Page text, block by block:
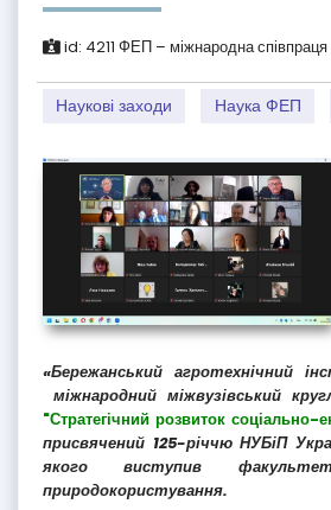
id: 4211 ФЕП – міжнародна співпраця
Наукові заходи Наука ФЕП
«Бережанський агротехнічний
міжнародний міжвузівський
"Стратегічний розвиток соціально-
присвячений 125-річчю НУБіП
якого виступив
природокористування.